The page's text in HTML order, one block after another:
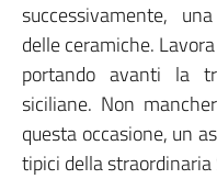
successivamente,
delle ceramiche.
portando avanti la
siciliane. Non
questa occasione, un
tipici della straordinaria